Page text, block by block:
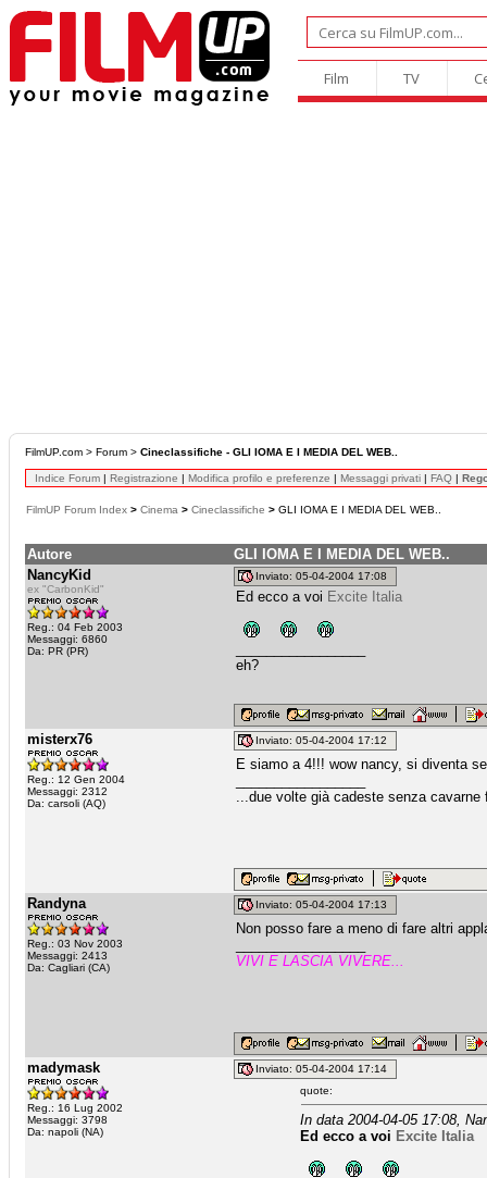
Film TV
FilmUP.com > Forum > Cineclassifiche - GLI IOMA E I MEDIA DEL WEB..
Indice Forum | Registrazione | Modifica profilo e preferenze | Messaggi privati | FAQ |
FilmUP Forum Index > Cinema > Cineclassifiche > GLI IOMA E I MEDIA DEL WEB..
Autore
GLI IOMA E I MEDIA DEL WEB..
NancyKid
ex "CarbonKid"
Reg.: 04 Feb 2003
Messaggi: 6860
Da: PR (PR)
Inviato: 05-04-2004 17:08
Ed ecco a voi Excite Italia
eh?
misterx76
Reg.: 12 Gen 2004
Messaggi: 2312
Da: carsoli (AQ)
Inviato: 05-04-2004 17:12
E siamo a 4!!! wow nancy, si diventa
...due volte già cadeste senza
Randyna
Reg.: 03 Nov 2003
Messaggi: 2413
Da: Cagliari (CA)
Inviato: 05-04-2004 17:13
Non posso fare a meno di fare altri
VIVI E LASCIA VIVERE...
madymask
Reg.: 16 Lug 2002
Messaggi: 3798
Da: napoli (NA)
Inviato: 05-04-2004 17:14
quote:
In data 2004-04-05 17:08,
Ed ecco a voi Excite Italia